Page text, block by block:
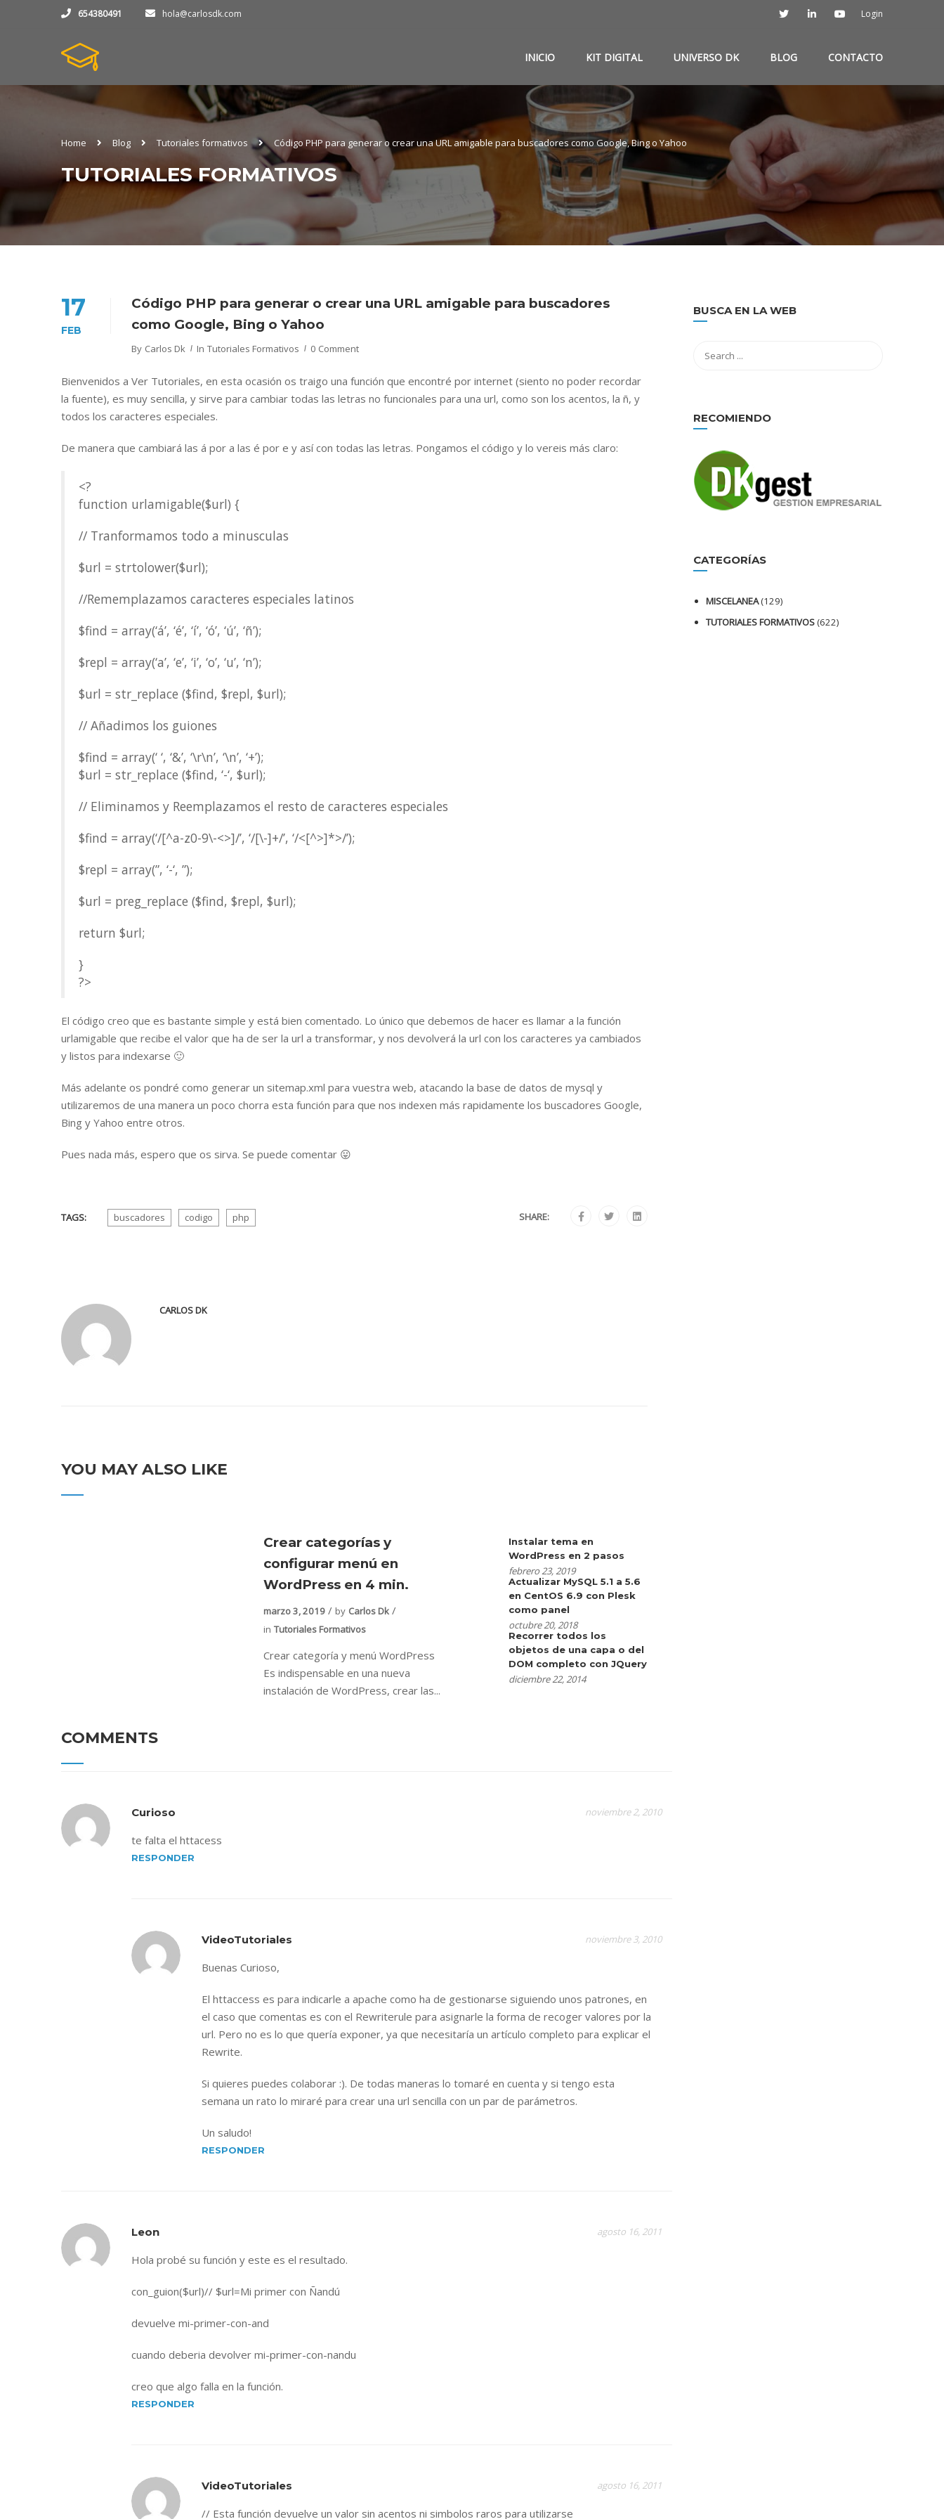
654380491 hola@carlosdk.com Login
INICIO KIT DIGITAL UNIVERSO DK BLOG CONTACTO
Home Blog Tutoriales formativos Código PHP para generar o crear una URL amigable para buscadores como Google, Bing o Yahoo
TUTORIALES FORMATIVOS
17
FEB
Código PHP para generar o crear una URL amigable para buscadores
como Google, Bing o Yahoo
By Carlos Dk In Tutoriales Formativos 0 Comment
Bienvenidos a Ver Tutoriales, en esta ocasión os traigo una función que encontré por internet (siento no poder recordar
la fuente), es muy sencilla, y sirve para cambiar todas las letras no funcionales para una url, como son los acentos, la ñ, y
todos los caracteres especiales.
De manera que cambiará las á por a las é por e y así con todas las letras. Pongamos el código y lo vereis más claro:
<?
function urlamigable($url) {
// Tranformamos todo a minusculas
$url = strtolower($url);
//Rememplazamos caracteres especiales latinos
$find = array(‘á’, ‘é’, ‘í’, ‘ó’, ‘ú’, ‘ñ’);
$repl = array(‘a’, ‘e’, ‘i’, ‘o’, ‘u’, ‘n’);
$url = str_replace ($find, $repl, $url);
// Añadimos los guiones
$find = array(‘ ‘, ‘&’, ‘\r\n’, ‘\n’, ‘+’);
$url = str_replace ($find, ‘-‘, $url);
// Eliminamos y Reemplazamos el resto de caracteres especiales
$find = array(‘/[^a-z0-9\-<>]/’, ‘/[\-]+/’, ‘/<[^>]*>/’);
$repl = array(”, ‘-‘, ”);
$url = preg_replace ($find, $repl, $url);
return $url;
}
?>
El código creo que es bastante simple y está bien comentado. Lo único que debemos de hacer es llamar a la función
urlamigable que recibe el valor que ha de ser la url a transformar, y nos devolverá la url con los caracteres ya cambiados
y listos para indexarse 🙂
Más adelante os pondré como generar un sitemap.xml para vuestra web, atacando la base de datos de mysql y
utilizaremos de una manera un poco chorra esta función para que nos indexen más rapidamente los buscadores Google,
Bing y Yahoo entre otros.
Pues nada más, espero que os sirva. Se puede comentar 😛
TAGS: buscadores codigo php SHARE:
CARLOS DK
YOU MAY ALSO LIKE
Crear categorías y
configurar menú en
WordPress en 4 min.
marzo 3, 2019 by Carlos Dk
in Tutoriales Formativos
Crear categoría y menú WordPress
Es indispensable en una nueva
instalación de WordPress, crear las...
Instalar tema en
WordPress en 2 pasos
febrero 23, 2019
Actualizar MySQL 5.1 a 5.6
en CentOS 6.9 con Plesk
como panel
octubre 20, 2018
Recorrer todos los
objetos de una capa o del
DOM completo con JQuery
diciembre 22, 2014
COMMENTS
Curioso noviembre 2, 2010
te falta el httacess
RESPONDER
VideoTutoriales noviembre 3, 2010
Buenas Curioso,
El httaccess es para indicarle a apache como ha de gestionarse siguiendo unos patrones, en
el caso que comentas es con el Rewriterule para asignarle la forma de recoger valores por la
url. Pero no es lo que quería exponer, ya que necesitaría un artículo completo para explicar el
Rewrite.
Si quieres puedes colaborar :). De todas maneras lo tomaré en cuenta y si tengo esta
semana un rato lo miraré para crear una url sencilla con un par de parámetros.
Un saludo!
RESPONDER
Leon agosto 16, 2011
Hola probé su función y este es el resultado.
con_guion($url)// $url=Mi primer con Ñandú
devuelve mi-primer-con-and
cuando deberia devolver mi-primer-con-nandu
creo que algo falla en la función.
RESPONDER
VideoTutoriales agosto 16, 2011
// Esta función devuelve un valor sin acentos ni simbolos raros para utilizarse
BUSCA EN LA WEB
RECOMIENDO
CATEGORÍAS
MISCELANEA(129)
TUTORIALES FORMATIVOS(622)